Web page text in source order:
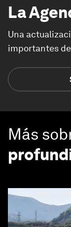
La
Una
importantes
Más